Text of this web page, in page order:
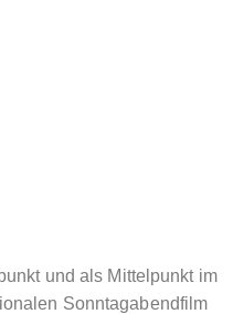
und als Mittelpunkt im
Sonntagabendfilm